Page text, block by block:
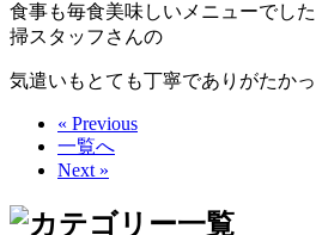
食事も毎食美味しいメニューでし
掃スタッフさんの
気遣いもとても丁寧でありがたかっ
« Previous
一覧へ
Next »